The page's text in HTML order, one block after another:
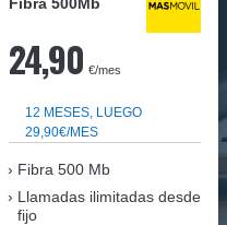
Fibra 500Mb
24,90 €/mes
12 MESES, LUEGO
29,90€/MES
Fibra 500 Mb
Llamadas ilimitadas desde
fijo